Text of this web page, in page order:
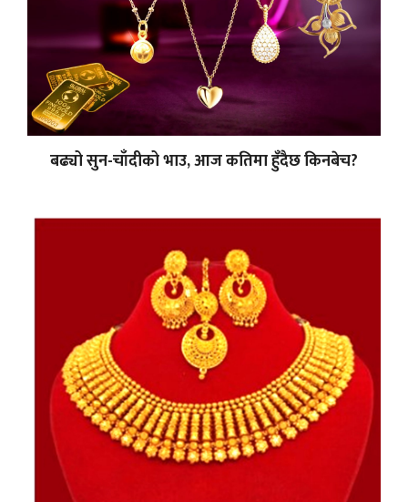
बढ्यो सुन-चाँदीको भाउ, आज कतिमा हुँदैछ किनबेच?